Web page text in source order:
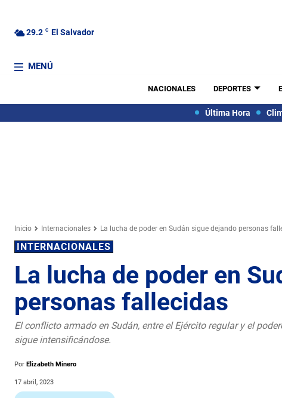
29.2 C El Salvador
MENÚ
NACIONALES DEPORTES
Última Hora
Inicio Internacionales La lucha de poder en Sudán sigue dejando personas
INTERNACIONALES
La lucha de poder en
personas fallecidas
El conflicto armado en Sudán, entre el Ejército regular y el
sigue intensificándose.
Por Elizabeth Minero
17 abril, 2023